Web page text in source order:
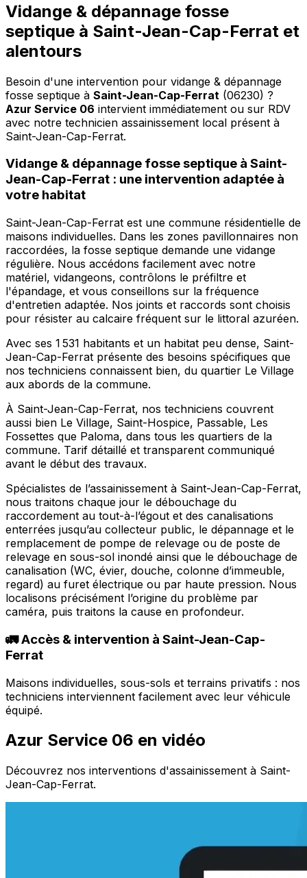
Vidange & dépannage fosse
septique à Saint-Jean-Cap-Ferrat et
alentours
Besoin d'une intervention pour vidange & dépannage
fosse septique à Saint-Jean-Cap-Ferrat (06230) ?
Azur Service 06 intervient immédiatement ou sur RDV
avec notre technicien assainissement local présent à
Saint-Jean-Cap-Ferrat.
Vidange & dépannage fosse septique à Saint-
Jean-Cap-Ferrat : une intervention adaptée à
votre habitat
Saint-Jean-Cap-Ferrat est une commune résidentielle de
maisons individuelles. Dans les zones pavillonnaires non
raccordées, la fosse septique demande une vidange
régulière. Nous accédons facilement avec notre
matériel, vidangeons, contrôlons le préfiltre et
l'épandage, et vous conseillons sur la fréquence
d'entretien adaptée. Nos joints et raccords sont choisis
pour résister au calcaire fréquent sur le littoral azuréen.
Avec ses 1 531 habitants et un habitat peu dense, Saint-
Jean-Cap-Ferrat présente des besoins spécifiques que
nos techniciens connaissent bien, du quartier Le Village
aux abords de la commune.
À Saint-Jean-Cap-Ferrat, nos techniciens couvrent
aussi bien Le Village, Saint-Hospice, Passable, Les
Fossettes que Paloma, dans tous les quartiers de la
commune. Tarif détaillé et transparent communiqué
avant le début des travaux.
Spécialistes de l’assainissement à Saint-Jean-Cap-Ferrat,
nous traitons chaque jour le débouchage du
raccordement au tout-à-l’égout et des canalisations
enterrées jusqu’au collecteur public, le dépannage et le
remplacement de pompe de relevage ou de poste de
relevage en sous-sol inondé ainsi que le débouchage de
canalisation (WC, évier, douche, colonne d’immeuble,
regard) au furet électrique ou par haute pression. Nous
localisons précisément l’origine du problème par
caméra, puis traitons la cause en profondeur.
🚛 Accès & intervention à Saint-Jean-Cap-
Ferrat
Maisons individuelles, sous-sols et terrains privatifs : nos
techniciens interviennent facilement avec leur véhicule
équipé.
Azur Service 06 en vidéo
Découvrez nos interventions d'assainissement à Saint-
Jean-Cap-Ferrat.